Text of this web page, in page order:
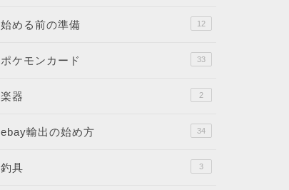
始める前の準備 12
ポケモンカード 33
楽器 2
ebay輸出の始め方 34
釣具 3